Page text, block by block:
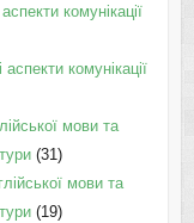
комунікації
аспекти комунікації
мови та
(31)
мови та
(19)